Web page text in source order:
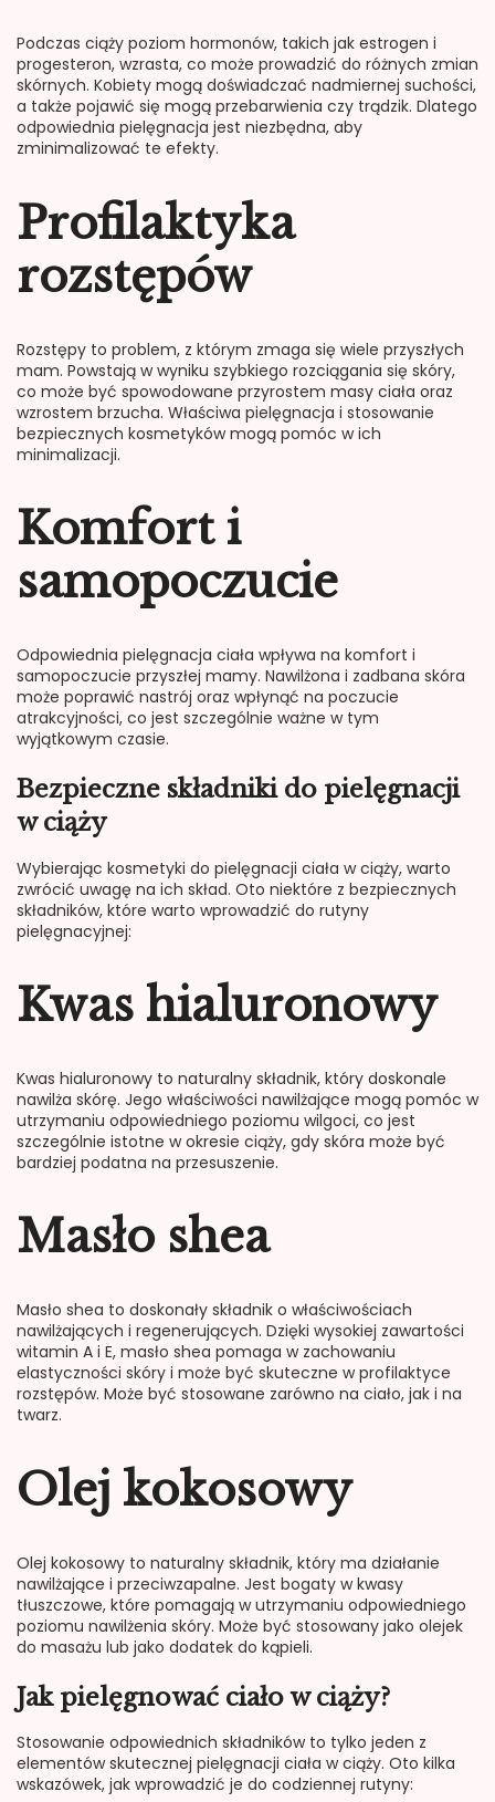
Podczas ciąży poziom hormonów, takich jak estrogen i
progesteron, wzrasta, co może prowadzić do różnych zmian
skórnych. Kobiety mogą doświadczać nadmiernej suchości,
a także pojawić się mogą przebarwienia czy trądzik. Dlatego
odpowiednia pielęgnacja jest niezbędna, aby
zminimalizować te efekty.
Profilaktyka
rozstępów
Rozstępy to problem, z którym zmaga się wiele przyszłych
mam. Powstają w wyniku szybkiego rozciągania się skóry,
co może być spowodowane przyrostem masy ciała oraz
wzrostem brzucha. Właściwa pielęgnacja i stosowanie
bezpiecznych kosmetyków mogą pomóc w ich
minimalizacji.
Komfort i
samopoczucie
Odpowiednia pielęgnacja ciała wpływa na komfort i
samopoczucie przyszłej mamy. Nawilżona i zadbana skóra
może poprawić nastrój oraz wpłynąć na poczucie
atrakcyjności, co jest szczególnie ważne w tym
wyjątkowym czasie.
Bezpieczne składniki do pielęgnacji
w ciąży
Wybierając kosmetyki do pielęgnacji ciała w ciąży, warto
zwrócić uwagę na ich skład. Oto niektóre z bezpiecznych
składników, które warto wprowadzić do rutyny
pielęgnacyjnej:
Kwas hialuronowy
Kwas hialuronowy to naturalny składnik, który doskonale
nawilża skórę. Jego właściwości nawilżające mogą pomóc w
utrzymaniu odpowiedniego poziomu wilgoci, co jest
szczególnie istotne w okresie ciąży, gdy skóra może być
bardziej podatna na przesuszenie.
Masło shea
Masło shea to doskonały składnik o właściwościach
nawilżających i regenerujących. Dzięki wysokiej zawartości
witamin A i E, masło shea pomaga w zachowaniu
elastyczności skóry i może być skuteczne w profilaktyce
rozstępów. Może być stosowane zarówno na ciało, jak i na
twarz.
Olej kokosowy
Olej kokosowy to naturalny składnik, który ma działanie
nawilżające i przeciwzapalne. Jest bogaty w kwasy
tłuszczowe, które pomagają w utrzymaniu odpowiedniego
poziomu nawilżenia skóry. Może być stosowany jako olejek
do masażu lub jako dodatek do kąpieli.
Jak pielęgnować ciało w ciąży?
Stosowanie odpowiednich składników to tylko jeden z
elementów skutecznej pielęgnacji ciała w ciąży. Oto kilka
wskazówek, jak wprowadzić je do codziennej rutyny: